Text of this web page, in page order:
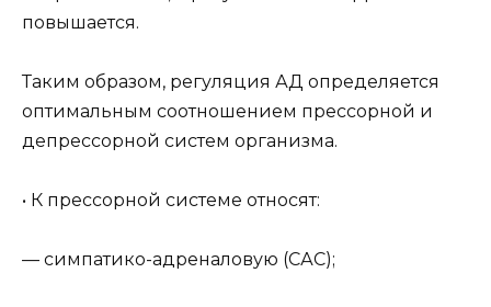
повышается.
Таким образом, регуляция АД определяется
оптимальным соотношением прессорной и
депрессорной систем организма.
• К прессорной системе относят:
— симпатико-адреналовую (САС);